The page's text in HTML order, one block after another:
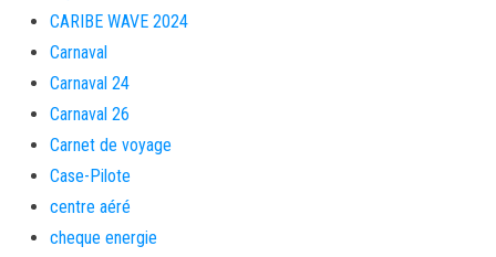
CARIBE WAVE 2024
Carnaval
Carnaval 24
Carnaval 26
Carnet de voyage
Case-Pilote
centre aéré
cheque energie